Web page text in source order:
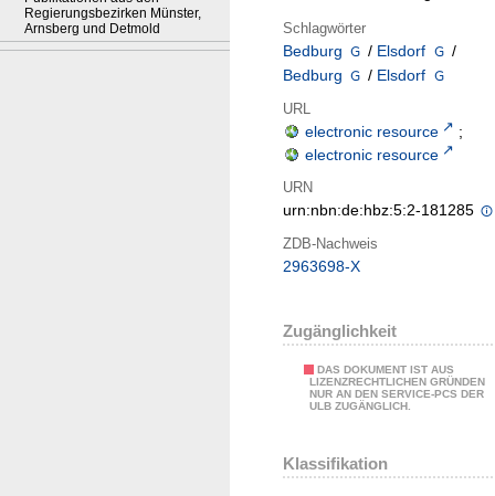
Regierungsbezirken Münster,
Arnsberg und Detmold
Schlagwörter
Bedburg / Elsdorf
/
Bedburg
/ Elsdorf
URL
electronic resource
;
electronic resource
URN
urn:nbn:de:hbz:5:2-181285
ZDB-Nachweis
2963698-X
Zugänglichkeit
DAS DOKUMENT IST AUS
LIZENZRECHTLICHEN GRÜNDEN
NUR AN DEN SERVICE-PCS DER
ULB ZUGÄNGLICH.
Klassifikation